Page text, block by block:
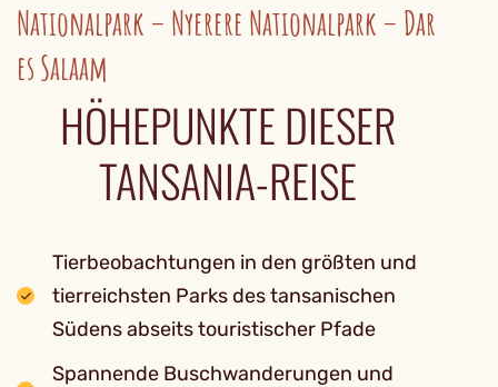
Nationalpark – Nyerere Nationalpark – Dar
es Salaam
HÖHEPUNKTE DIESER
TANSANIA-REISE
Tierbeobachtungen in den größten und
tierreichsten Parks des tansanischen
Südens abseits touristischer Pfade
Spannende Buschwanderungen und